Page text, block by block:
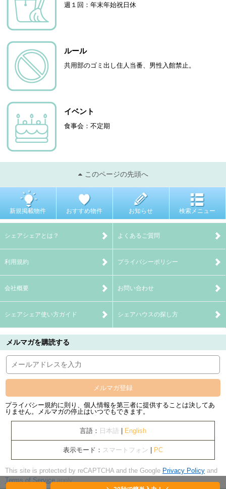
週１回：年末年始祝日休
ルール
共用部のゴミ出し住人当番、男性入館禁止。
イベント
食事会：不定期
このページの先頭へ
新規掲載物件 おすすめ物件 お知らせ 検索メニュー
シェアシェアとは？ よくあるご質問
利用規約 プライバシーポリシー
会社概要 お問い合わせ
シェアシェア使い方ガイド シェアハウスの探し方
メルマガを購読する
メルマガ登録
プライバシー規約に則り、個人情報を第三者に提供することは決してあ
りません。メルマガの停止はいつでもできます。
言語： 日本語 | English
表示モード： スマートフォン | PC
This site is protected by reCAPTCHA and the Google Privacy Policy and
Terms of Service